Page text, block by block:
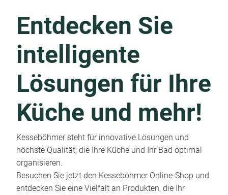
Entdecken Sie
intelligente
Lösungen für Ihre
Küche und mehr!
Kesseböhmer steht für innovative Lösungen und
höchste Qualität, die Ihre Küche und Ihr Bad optimal
organisieren.
Besuchen Sie jetzt den Kesseböhmer Online-Shop und
entdecken Sie eine Vielfalt an Produkten, die Ihr